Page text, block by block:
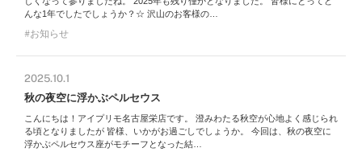
んな1年でしたでしょうか？☆ 沢山のお客様の…
お知らせ
2025.10.1
秋の夜空に浮かぶペルセウス
こんにちは！アイプリモ名古屋栄店です。 澄みわたる秋空が心地よく感じられ
る頃となりましたが 皆様、いかがお過ごしでしょうか。 今回は、秋の夜空に
浮かぶペルセウス座がモチーフとなった結…